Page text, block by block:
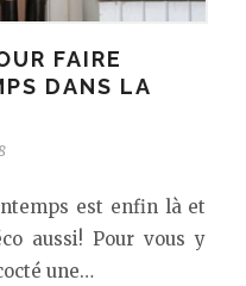
FAIRE
DANS LA
est enfin là et
aussi! Pour vous y
une…